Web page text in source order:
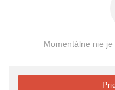
Momentálne nie